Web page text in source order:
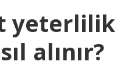
yeterlilik
alınır?